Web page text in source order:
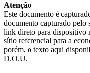
Atenção
Este documento é
documento capturado pelo
link direto para dispositivo
sítio referencial para a
porém, o texto aqui
D.O.U.